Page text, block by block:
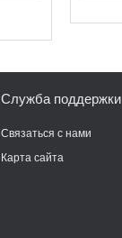
Служба поддержки
Связаться с нами
Карта сайта